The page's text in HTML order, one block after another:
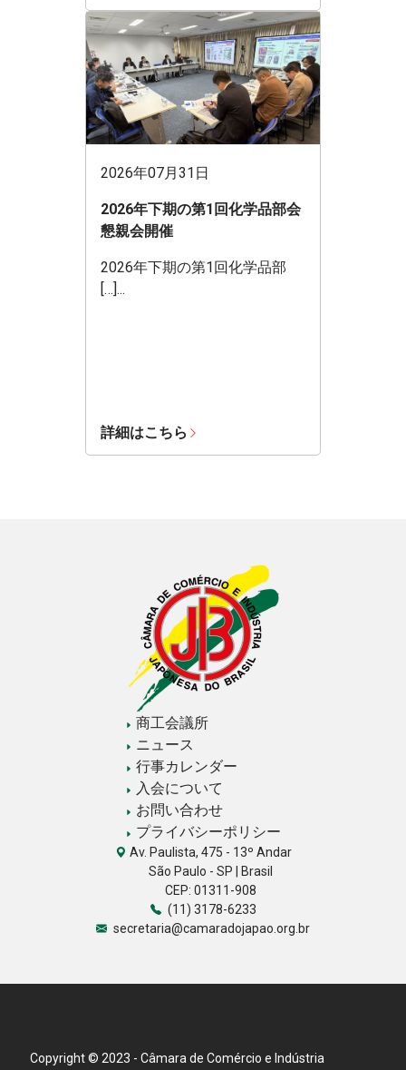
2026年07月31日
2026年下期の第1回化学品部会
懇親会開催
2026年下期の第1回化学品部
[…]...
詳細はこちら
商工会議所
ニュース
行事カレンダー
入会について
お問い合わせ
プライバシーポリシー
Av. Paulista, 475 - 13º Andar
São Paulo - SP | Brasil
CEP: 01311-908
(11) 3178-6233
secretaria@camaradojapao.org.br
Copyright © 2023 - Câmara de Comércio e Indústria